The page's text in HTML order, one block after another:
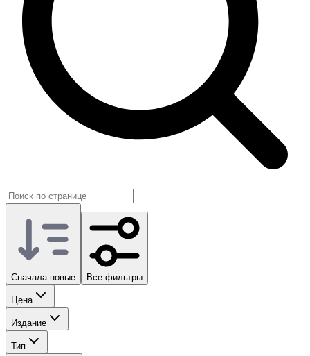
Сначала новые Все фильтры
Цена
Издание
Тип